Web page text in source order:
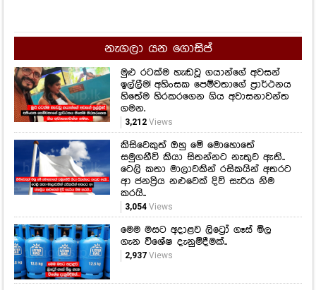
නැගලා යන ගොසිප්
මුළු රටක්ම හැඬවූ ගයාන්ගේ අවසන්
ඉල්ලීම! අහිංසක පෙම්වතාගේ ප්‍රාර්ථනය
හිතේම හිරකරගෙන ගිය අවාසනාවන්ත
ගමන.
3,212Views
කිසිවෙකුත් ඔහු මේ මොහොතේ
සමුගනීවි කියා සිතන්නට නැතුව ඇති..
ටෙලි කතා මාලාවකින් රසිකයින් අතරට
ආ ජනප්‍රිය නළුවෙක් දිවි සැරිය නිම
කරයි..
3,054Views
මෙම මසට අදාළව ලිට්‍රෝ ගෑස් මිල
ගැන විශේෂ දැනුම්දීමක්..
2,937Views